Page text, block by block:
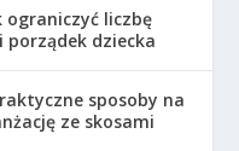
liczbę
porządek dziecka
sposoby na
ze skosami